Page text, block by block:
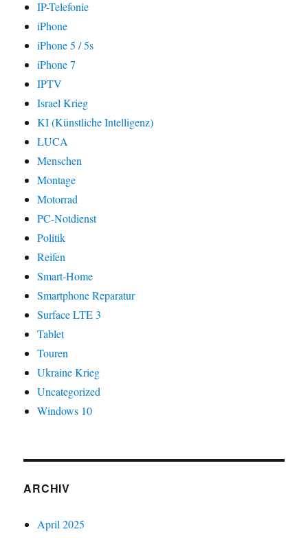
IP-Telefonie
iPhone
iPhone 5 / 5s
iPhone 7
IPTV
Israel Krieg
KI (Künstliche Intelligenz)
LUCA
Menschen
Montage
Motorrad
PC-Notdienst
Politik
Reifen
Smart-Home
Smartphone Reparatur
Surface LTE 3
Tablet
Touren
Ukraine Krieg
Uncategorized
Windows 10
ARCHIV
April 2025